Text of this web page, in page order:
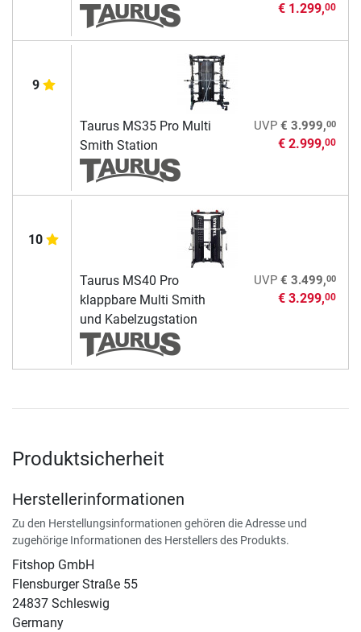
€ 1.299,00
9
Taurus MS35 Pro Multi
Smith Station
UVP € 3.999,00
€ 2.999,00
10
Taurus MS40 Pro
klappbare Multi Smith
und Kabelzugstation
UVP € 3.499,00
€ 3.299,00
Produktsicherheit
Herstellerinformationen
Zu den Herstellungsinformationen gehören die Adresse und
zugehörige Informationen des Herstellers des Produkts.
Fitshop GmbH
Flensburger Straße 55
24837 Schleswig
Germany